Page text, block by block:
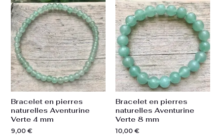
Bracelet en pierres
naturelles Aventurine
Verte 4 mm
9,00 €
Bracelet en pierres
naturelles Aventurine
Verte 8 mm
10,00 €